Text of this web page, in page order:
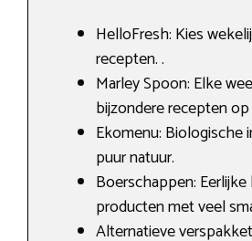
HelloFresh: Kies
recepten. .
Marley Spoon: Elke
bijzondere recepten
Ekomenu: Biologische
puur natuur.
Boerschappen:
producten met veel
Alternatieve